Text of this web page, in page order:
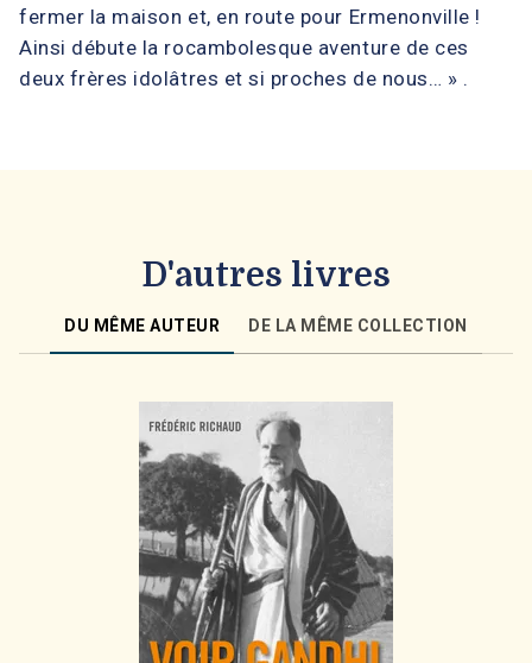
fermer la maison et, en route pour Ermenonville !
Ainsi débute la rocambolesque aventure de ces
deux frères idolâtres et si proches de nous… » .
D'autres livres
DU MÊME AUTEUR DE LA MÊME COLLECTION